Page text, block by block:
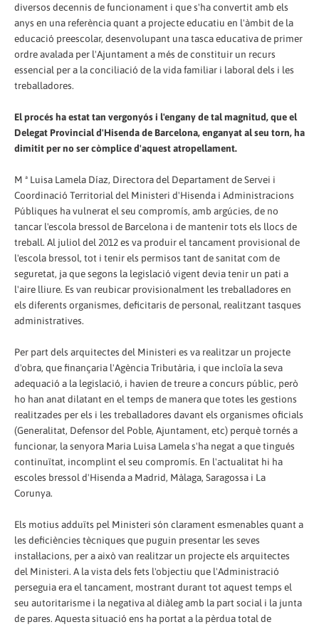
diversos decennis de funcionament i que s'ha convertit amb els
anys en una referència quant a projecte educatiu en l'àmbit de la
educació preescolar, desenvolupant una tasca educativa de primer
ordre avalada per l'Ajuntament a més de constituir un recurs
essencial per a la conciliació de la vida familiar i laboral dels i les
treballadores.
El procés ha estat tan vergonyós i l'engany de tal magnitud, que el
Delegat Provincial d'Hisenda de Barcelona, ​​enganyat al seu torn, ha
dimitit per no ser còmplice d'aquest atropellament.
M ª Luisa Lamela Díaz, Directora del Departament de Servei i
Coordinació Territorial del Ministeri d'Hisenda i Administracions
Públiques ha vulnerat el seu compromís, amb argúcies, de no
tancar l'escola bressol de Barcelona i de mantenir tots els llocs de
treball. Al juliol del 2012 es va produir el tancament provisional de
l'escola bressol, tot i tenir els permisos tant de sanitat com de
seguretat, ja que segons la legislació vigent devia tenir un pati a
l'aire lliure. Es van reubicar provisionalment les treballadores en
els diferents organismes, deficitaris de personal, realitzant tasques
administratives.
Per part dels arquitectes del Ministeri es va realitzar un projecte
d'obra, que finançaria l'Agència Tributària, i que incloïa la seva
adequació a la legislació, i havien de treure a concurs públic, però
ho han anat dilatant en el temps de manera que totes les gestions
realitzades per els i les treballadores davant els organismes oficials
(Generalitat, Defensor del Poble, Ajuntament, etc) perquè tornés a
funcionar, la senyora Maria Luisa Lamela s'ha negat a que tingués
continuïtat, incomplint el seu compromís. En l'actualitat hi ha
escoles bressol d'Hisenda a Madrid, Màlaga, Saragossa i La
Corunya.
Els motius adduïts pel Ministeri són clarament esmenables quant a
les deficiències tècniques que puguin presentar les seves
instal·lacions, per a això van realitzar un projecte els arquitectes
del Ministeri. A la vista dels fets l'objectiu que l'Administració
perseguia era el tancament, mostrant durant tot aquest temps el
seu autoritarisme i la negativa al diàleg amb la part social i la junta
de pares. Aquesta situació ens ha portat a la pèrdua total de